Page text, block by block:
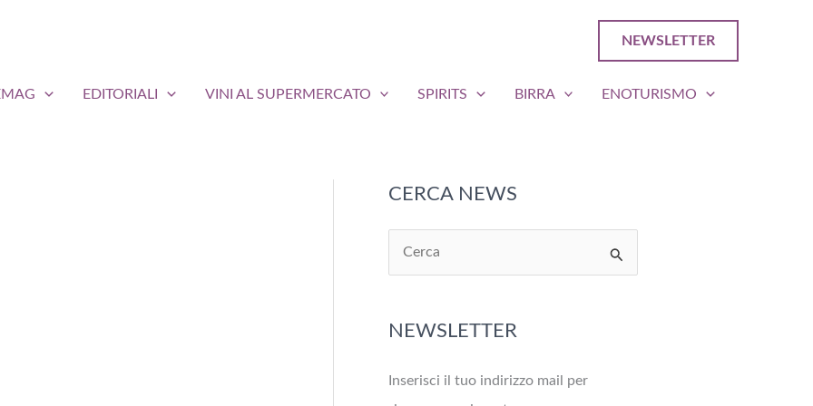
NEWSLETTER
EDITORIALI VINI AL SUPERMERCATO SPIRITS BIRRA ENOTURISMO
CERCA NEWS
e
c
:
NEWSLETTER
Inserisci il tuo indirizzo mail per